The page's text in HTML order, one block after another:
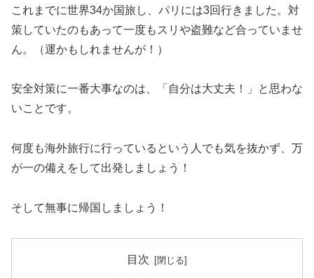
これまでに世界34か国旅し、パリには3回行きました。対
策していたのもあって一度もスリや盗難など合っていませ
ん。（運かもしれませんが！）
安全対策に一番大事なのは、「自分は大丈夫！」と思わな
いことです。
何度も海外旅行に行っているという人でも気を抜かず、万
が一の備えをして出発しましょう！
そして無事に帰国しましょう！
目次